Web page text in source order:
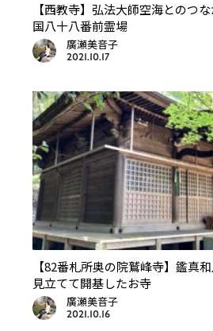
【西教寺】弘法大師空海とのつ
国八十八番前霊場
廣瀬美音子
2021.10.17
【82番札所奥の院鷲峰寺】鑑真
見立てて開基したお寺
廣瀬美音子
2021.10.16